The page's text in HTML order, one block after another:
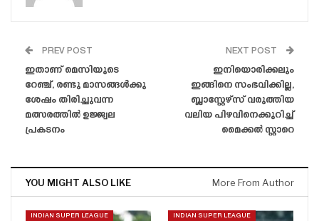
PREV POST
ഇതാണ് മെസിയുടെ
റേഞ്ച്, രണ്ടു മാസങ്ങൾക്കു
ശേഷം തിരിച്ചുവന്ന
മത്സരത്തിൽ ഉജ്ജ്വല
പ്രകടനം
NEXT POST
ഇനിയൊരിക്കലും
ഇങ്ങിനെ സംഭവിക്കില്ല,
ബ്ലാസ്റ്റേഴ്‌സ് വരുത്തിയ
വലിയ പിഴവിനെക്കുറിച്ച്
മൈക്കൽ സ്റ്റാറെ
YOU MIGHT ALSO LIKE More From Author
INDIAN SUPER LEAGUE INDIAN SUPER LEAGUE